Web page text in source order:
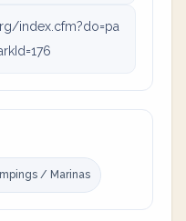
index.cfm?do=pa
/ Marinas